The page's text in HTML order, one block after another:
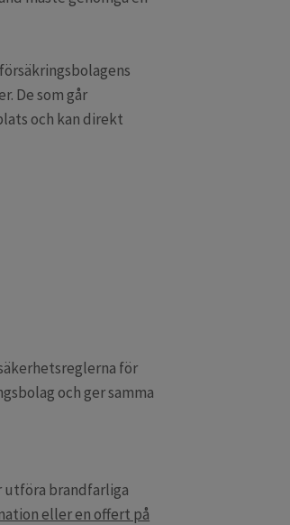
De som går
och kan direkt
för
och ger samma
utföra brandfarliga
eller en offert på